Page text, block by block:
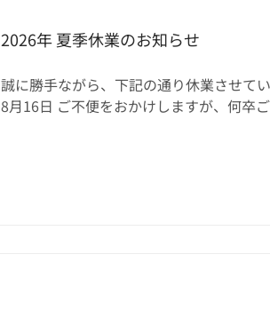
2026年 夏季休業のお知らせ
誠に勝手ながら、下記の通り休業させて
8月16日 ご不便をおかけしますが、何卒